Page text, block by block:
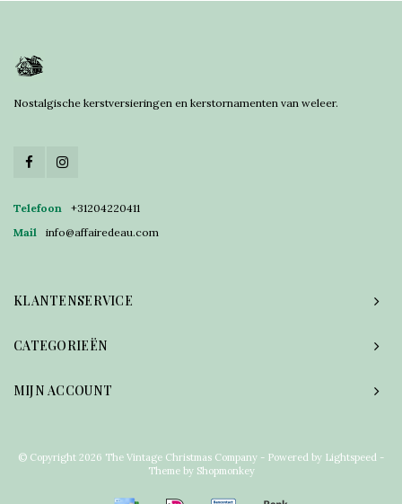
Nostalgische kerstversieringen en kerstornamenten van weleer.
Telefoon
+31204220411
Mail
info@affairedeau.com
KLANTENSERVICE
CATEGORIEËN
MIJN ACCOUNT
© Copyright 2026 The Vintage Christmas Company - Powered by Lightspeed -
Theme by Shopmonkey